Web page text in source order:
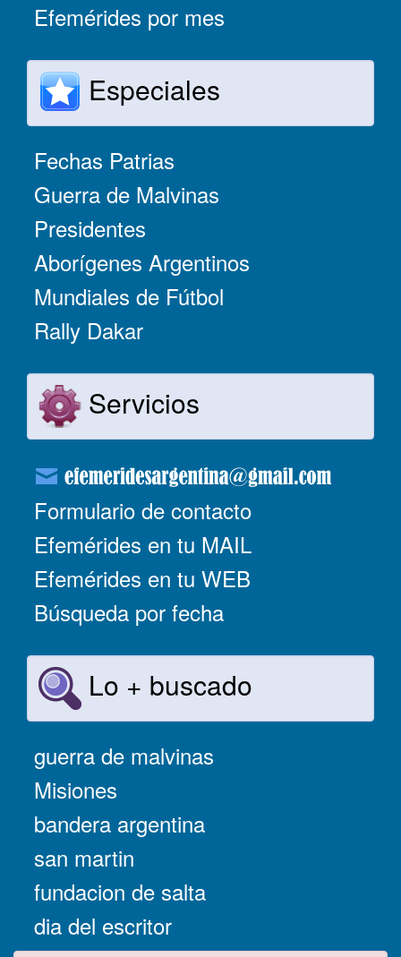
Efemérides por mes
Especiales
Fechas Patrias
Guerra de Malvinas
Presidentes
Aborígenes Argentinos
Mundiales de Fútbol
Rally Dakar
Servicios
Formulario de contacto
Efemérides en tu MAIL
Efemérides en tu WEB
Búsqueda por fecha
Lo + buscado
guerra de malvinas
Misiones
bandera argentina
san martin
fundacion de salta
dia del escritor